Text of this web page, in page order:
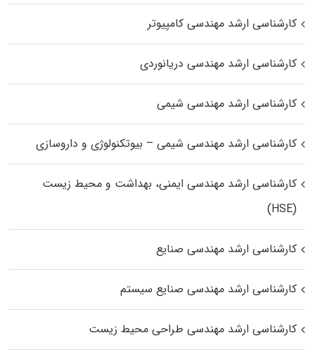
کارشناسی ارشد مهندسی کامپیوتر
کارشناسی ارشد مهندسی دریانوردی
کارشناسی ارشد مهندسی شیمی
کارشناسی ارشد مهندسی شیمی – بیوتکنولوژی و داروسازی
کارشناسی ارشد مهندسی ایمنی، بهداشت و محیط زیست
(HSE)
کارشناسی ارشد مهندسی صنایع
کارشناسی ارشد مهندسی صنایع سیستم
کارشناسی ارشد مهندسی طراحی محیط زیست